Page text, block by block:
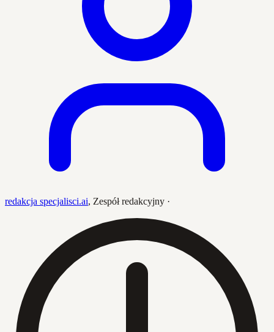
redakcja specjalisci.ai, Zespół redakcyjny ·